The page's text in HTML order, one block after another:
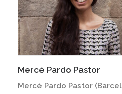
Mercè Pardo Pastor
Mercè Pardo Pastor